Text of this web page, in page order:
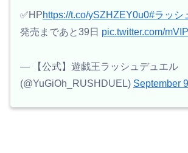
✅HPhttps://t.co/ySZHZEY0u0#ラッシ
発売まであと39日 pic.twitter.com/
— 【公式】遊戯王ラッシュデュエル
(@YuGiOh_RUSHDUEL) September